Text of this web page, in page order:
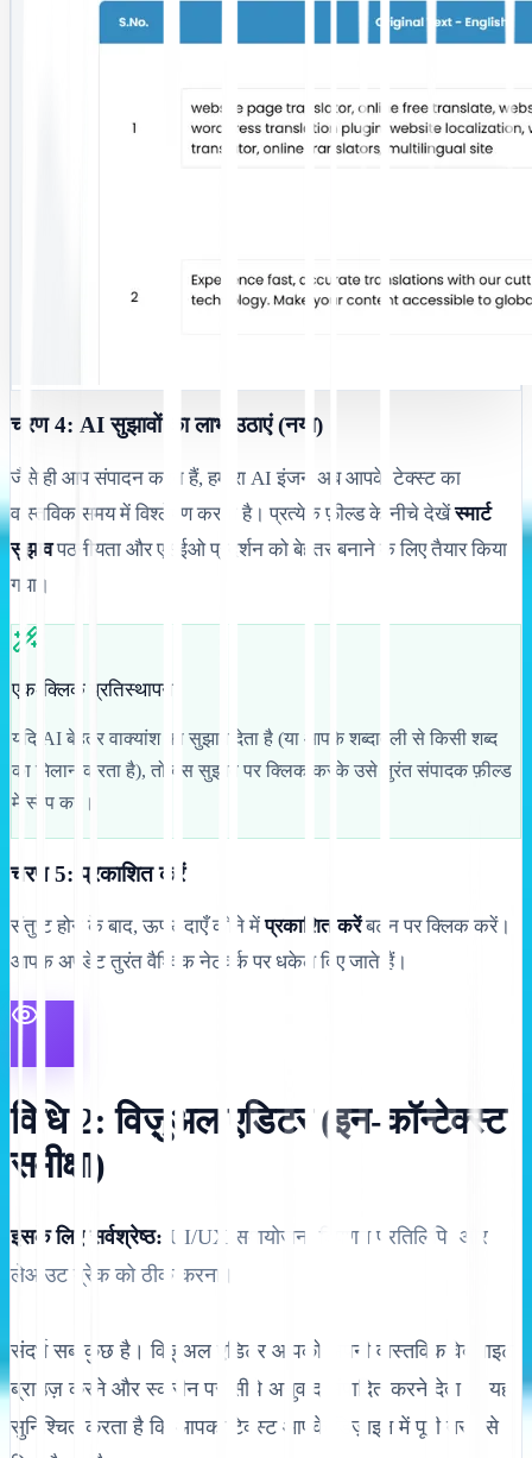
चरण 4: AI सुझावों का लाभ उठाएं (नया)
जैसे ही आप संपादन करते हैं, हमारा AI इंजन अब आपके टेक्स्ट का
वास्तविक समय में विश्लेषण करता है। प्रत्येक फ़ील्ड के नीचे देखेंस्मार्ट
सुझावपठनीयता और एसईओ प्रदर्शन को बेहतर बनाने के लिए तैयार किया
गया।
एक-क्लिक प्रतिस्थापन
यदि AI बेहतर वाक्यांश का सुझाव देता है (या आपके शब्दावली से किसी शब्द
का मिलान करता है), तो बस सुझाव पर क्लिक करके उसे तुरंत संपादक फ़ील्ड
में स्वैप करें।
चरण 5: प्रकाशित करें
संतुष्ट होने के बाद, ऊपर-दाएँ कोने मेंप्रकाशित करेंबटन पर क्लिक करें।
आपके अपडेट तुरंत वैश्विक नेटवर्क पर धकेल दिए जाते हैं।
विधि 2: विज़ुअल एडिटर (इन-कॉन्टेक्स्ट
समीक्षा)
इसके लिए सर्वश्रेष्ठ: UI/UX समायोजन, विपणन प्रतिलिपि, और
लेआउट ब्रेक को ठीक करना।
संदर्भ सब कुछ है। विज़ुअल एडिटर आपको अपनी वास्तविक वेबसाइट
ब्राउज़ करने और स्क्रीन पर सीधे अनुवाद संपादित करने देता है, यह
सुनिश्चित करता है कि आपका टेक्स्ट आपके डिज़ाइन में पूरी तरह से